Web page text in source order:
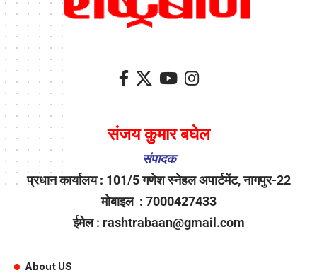
संजय कुमार बघेल
संपादक
प्रधान कार्यालय : 101/5 गणेश स्नेहल अपार्टमेंट, नागपुर-22
मोबाइल : 7000427433
ईमेल : rashtrabaan@gmail.com
About US